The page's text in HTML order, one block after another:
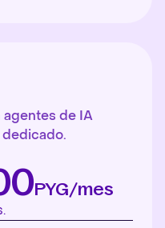
agentes de IA
PYG/mes